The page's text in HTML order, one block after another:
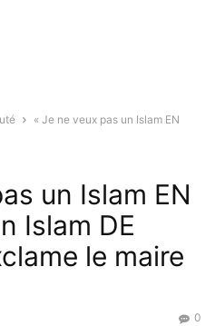
« Je ne veux pas un Islam EN
un Islam EN
Islam DE
le maire
0